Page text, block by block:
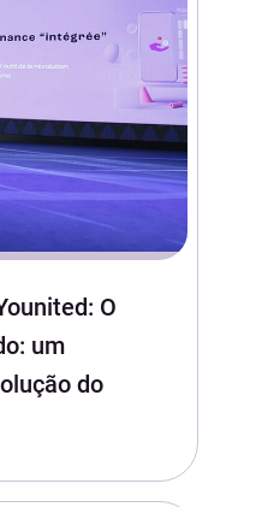
O
um
do